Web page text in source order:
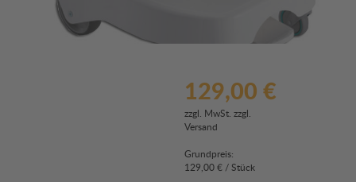
129,00 €
zzgl. MwSt. zzgl.
Versand
Grundpreis:
129,00 € / Stück